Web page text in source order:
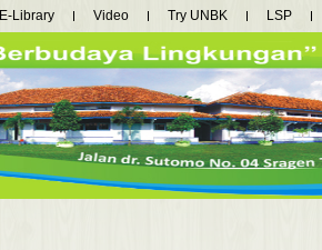
E-Library Video Try UNBK LSP